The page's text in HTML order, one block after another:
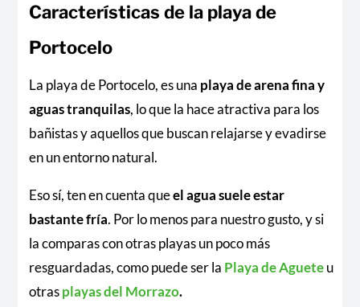
Características de la playa de
Portocelo
La playa de Portocelo, es una playa de arena fina y
aguas tranquilas, lo que la hace atractiva para los
bañistas y aquellos que buscan relajarse y evadirse
en un entorno natural.
Eso sí, ten en cuenta queel agua suele estar
bastante fría. Por lo menos para nuestro gusto, y si
la comparas con otras playas un poco más
resguardadas, como puede ser la Playa de Agueteu
otrasplayas del Morrazo.